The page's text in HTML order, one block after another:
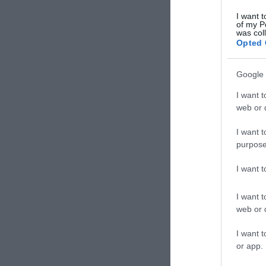
I want
of my
was
Opted
Google
I want
web or
I want
I want
I want
web or
I want
or app.